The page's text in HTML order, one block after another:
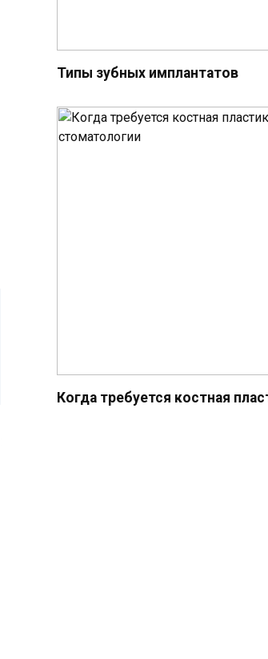
Типы зубных имплантатов
Когда требуется костная